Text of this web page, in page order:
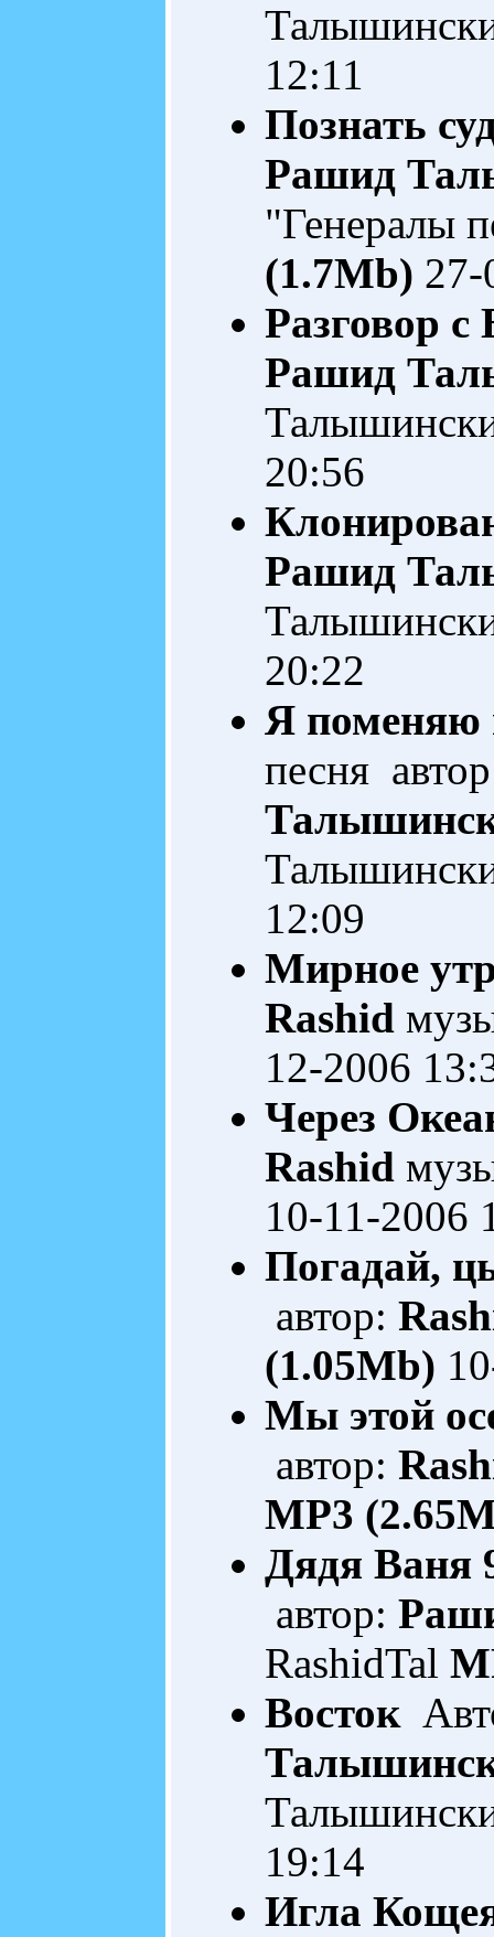
12:11
Познать
Рашид
"Генералы
(1.7Mb) 27-
Разговор с
Рашид
20:56
Рашид
20:22
Я поменяю
песня
12:09
Мирное
Rashid
12-2006
Через
Rashid
10-11-2006
Погадай,
автор:
(1.05Mb)
Мы этой
автор:
MP3
Дядя Ваня
автор:
RashidTal
Восток
19:14
Игла